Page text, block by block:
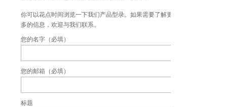
你可以花点时间浏览一下我们产品型录。如果需要了解更
多的信息，欢迎与我们联系。
您的名字（必填）
您的邮箱（必填）
标题